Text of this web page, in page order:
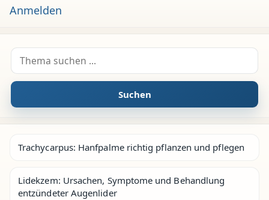
Anmelden
Suche nach:
Suchen
Trachycarpus: Hanfpalme richtig pflanzen und pflegen
Lidekzem: Ursachen, Symptome und Behandlung
entzündeter Augenlider